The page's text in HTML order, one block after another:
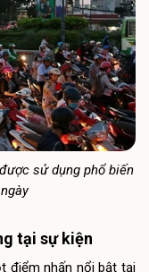
sử dụng phổ biến
tại sự kiện
điểm nhấn nổi bật tại